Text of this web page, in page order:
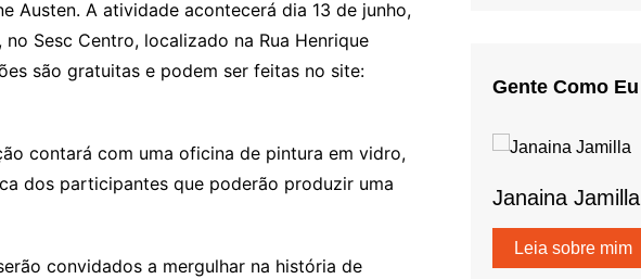
Austen. A atividade acontecerá dia 13 de junho,
Sesc Centro, localizado na Rua Henrique
são gratuitas e podem ser feitas no site:
contará com uma oficina de pintura em vidro,
dos participantes que poderão produzir uma
convidados a mergulhar na história de
Gente Como Eu
Janaina Jamilla
Leia sobre mim